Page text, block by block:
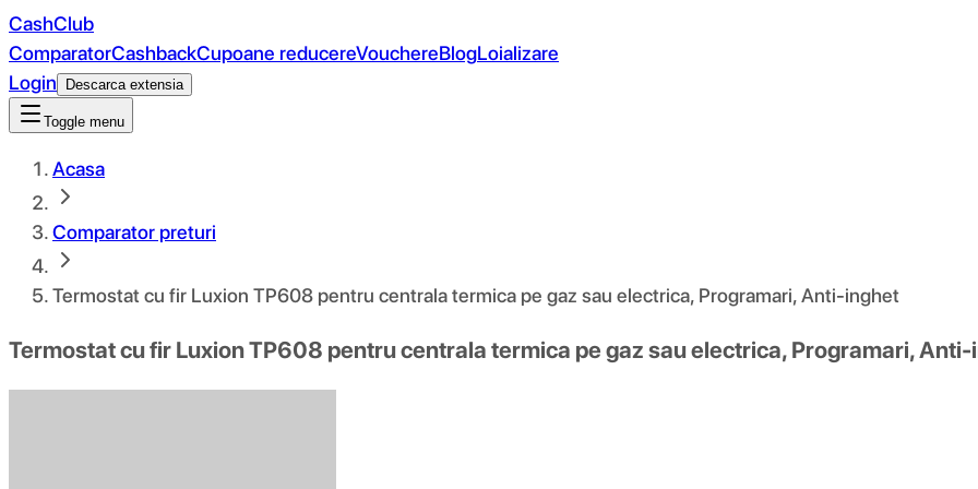
CashClub
ComparatorCashbackCupoane reducereVouchereBlogLoializare
Login
Descarca extensia
Toggle menu
Acasa
Comparator preturi
Termostat cu fir Luxion TP608 pentru centrala termica pe gaz sau electrica, Programari, Anti-inghet
Termostat cu fir Luxion TP608 pentru centrala termica pe gaz sau electrica, Programari,